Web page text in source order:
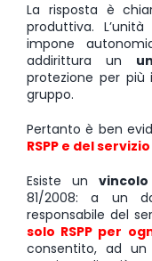
La risposta è
produttiva.
impone
addirittura un
protezione per
gruppo.
Pertanto è ben
RSPP e del
Esiste un
81/2008: a un
responsabile del
solo RSPP per
consentito, ad